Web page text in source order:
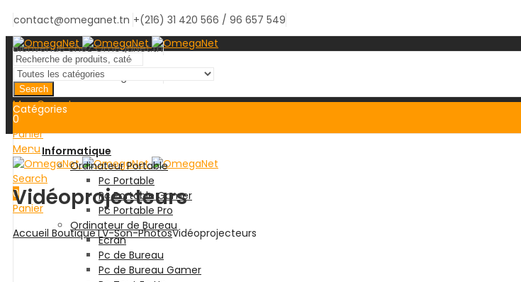
contact@omeganet.tn +(216) 31 420 566 / 96 657 549
Bienvenue chez OmegaNet.tn
Bienvenue chez OmegaNet.tn
Search
Mon Compte
0
Panier
Menu
Search
0
Panier
Catégories
Informatique
Ordinateur Portable
Pc Portable
Pc Portable Gamer
Pc Portable Pro
Ordinateur de Bureau
Ecran
Pc de Bureau
Pc de Bureau Gamer
Vidéoprojecteurs
Accueil BoutiqueTV-Son-PhotosVidéoprojecteurs